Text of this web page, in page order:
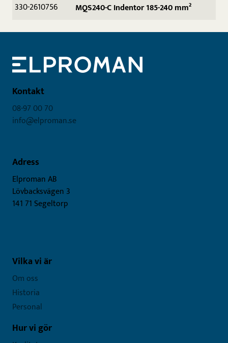
330-2610756
MQS240-C Indentor 185-240 mm²
Kontakt
08-97 00 70
info@elproman.se
Adress
Elproman AB
Lövbacksvägen 3
141 71 Segeltorp
Vilka vi är
Om oss
Historia
Personal
Hur vi gör